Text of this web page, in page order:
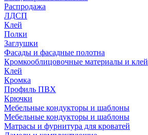
Распродажа
ЛДСП
Клей
Полки
Заглушки
Фасады и фасадные полотна
Кромкооблицовочные материалы и клей
Клей
Кромка
Профиль ПВХ
Крючки
Мебельные кондукторы и шаблоны
Мебельные кондукторы и шаблоны
Матрасы и фурнитура для кроватей